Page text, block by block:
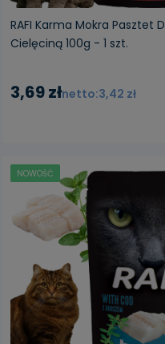
RAFI Karma Mokra Pasztet
Cielęciną 100g - 1 szt.
3,69 zł 3,42 zł
NOWOŚĆ